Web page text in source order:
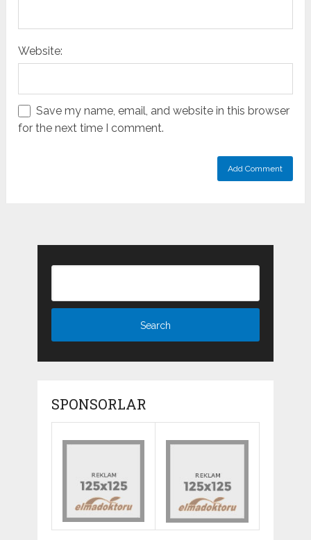
Website:
Save my name, email, and website in this browser
for the next time I comment.
SPONSORLAR